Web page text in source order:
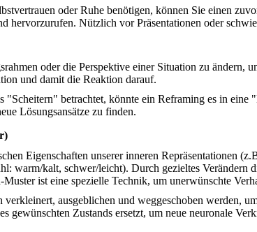
oder Ruhe benötigen, können Sie einen
hervorzurufen. Nützlich vor Präsentationen oder
oder die Perspektive einer Situation zu ändern,
und damit die Reaktion darauf.
"Scheitern" betrachtet, könnte ein Reframing es in
Lösungsansätze zu finden.
Eigenschaften unserer inneren Repräsentationen
warm/kalt, schwer/leicht). Durch gezieltes Verändern
ist eine spezielle Technik, um unerwünschte
ausgeblichen und weggeschoben werden,
gewünschten Zustands ersetzt, um neue neuronale